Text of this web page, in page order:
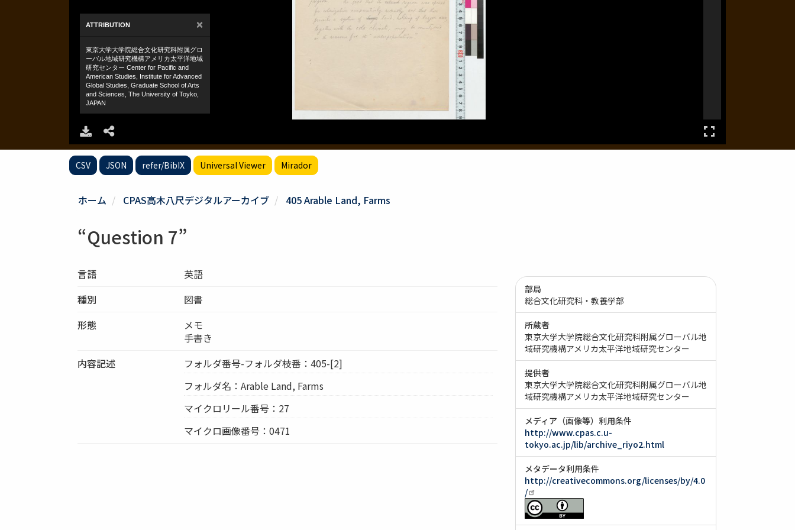
CSV JSON refer/BibIX Universal Viewer Mirador
ホーム CPAS高木八尺デジタルアーカイブ 405 Arable Land, Farms
“Question 7”
言語
英語
種別
図書
形態
メモ
手書き
内容記述
フォルダ番号-フォルダ枝番：405-[2]
フォルダ名：Arable Land, Farms
マイクロリール番号：27
マイクロ画像番号：0471
部局
総合文化研究科・教養学部
所蔵者
東京大学大学院総合文化研究科附属グローバル地
域研究機構アメリカ太平洋地域研究センター
提供者
東京大学大学院総合文化研究科附属グローバル地
域研究機構アメリカ太平洋地域研究センター
メディア（画像等）利用条件
http://www.cpas.c.u-
tokyo.ac.jp/lib/archive_riyo2.html
メタデータ利用条件
http://creativecommons.org/licenses/by/4.0
/